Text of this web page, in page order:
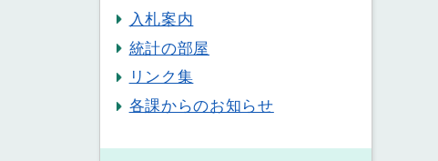
入札案内
統計の部屋
リンク集
各課からのお知らせ